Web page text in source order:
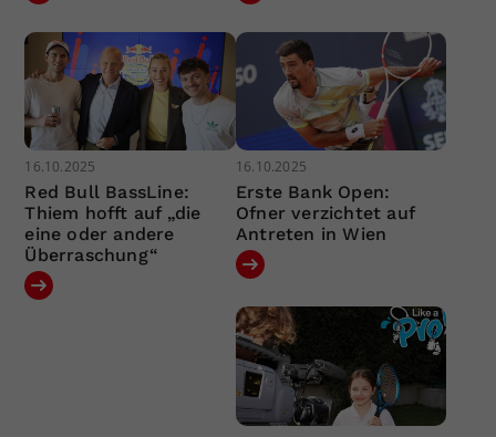
16.10.2025
Red Bull BassLine:
Thiem hofft auf „die
eine oder andere
Überraschung“
16.10.2025
Erste Bank Open:
Ofner verzichtet auf
Antreten in Wien